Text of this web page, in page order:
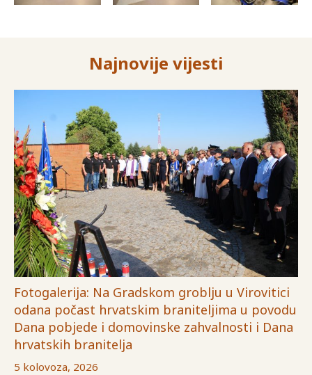
Najnovije vijesti
Fotogalerija: Na Gradskom groblju u Virovitici
odana počast hrvatskim braniteljima u povodu
Dana pobjede i domovinske zahvalnosti i Dana
hrvatskih branitelja
5 kolovoza, 2026